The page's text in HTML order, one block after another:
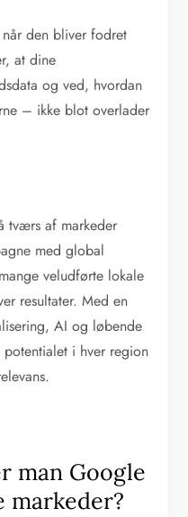
den bliver fodret
at dine
og ved, hvordan
– ikke blot overlader
tværs af markeder
med global
veludførte lokale
resultater. Med en
AI og løbende
i hver region
man Google
markeder?